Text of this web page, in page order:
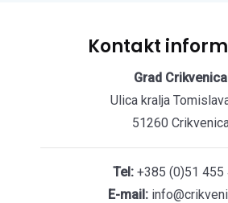
Kontakt
Grad Crikvenica
Ulica kralja
51260
Tel:+385 (0)51 455
E-mail: